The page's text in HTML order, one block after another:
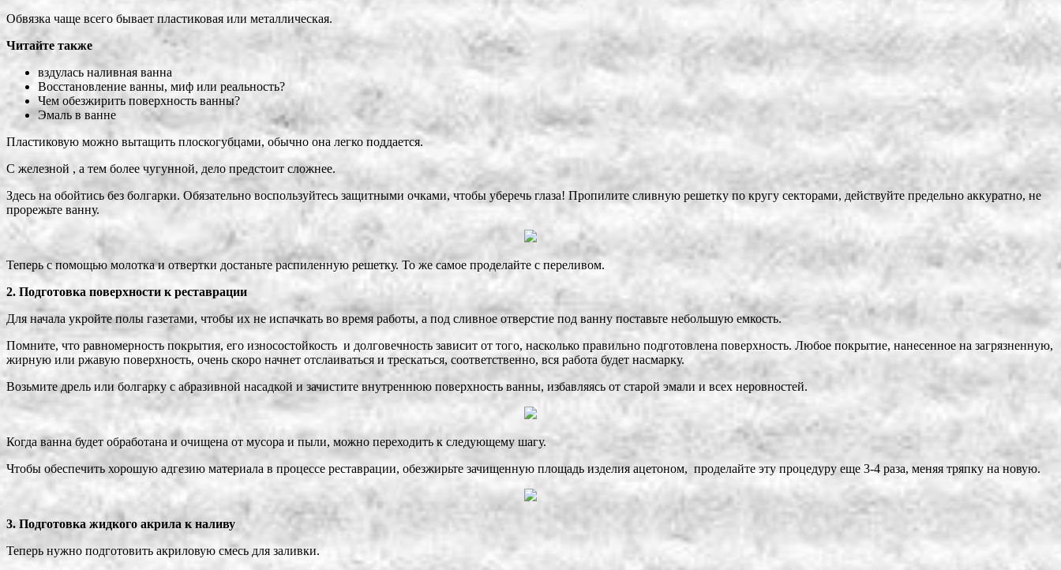
Обвязка чаще всего бывает пластиковая или металлическая.
Читайте также
вздулась наливная ванна
Восстановление ванны, миф или реальность?
Чем обезжирить поверхность ванны?
Эмаль в ванне
Пластиковую можно вытащить плоскогубцами, обычно она легко поддается.
С железной , а тем более чугунной, дело предстоит сложнее.
Здесь на обойтись без болгарки. Обязательно воспользуйтесь защитными очками, чтобы уберечь глаза! Пропилите сливную решетку по кругу секторами, действуйте предельно аккуратно, не
прорежьте ванну.
Теперь с помощью молотка и отвертки достаньте распиленную решетку. То же самое проделайте с переливом.
2. Подготовка поверхности к реставрации
Для начала укройте полы газетами, чтобы их не испачкать во время работы, а под сливное отверстие под ванну поставьте небольшую емкость.
Помните, что равномерность покрытия, его износостойкость и долговечность зависит от того, насколько правильно подготовлена поверхность. Любое покрытие, нанесенное на загрязненную,
жирную или ржавую поверхность, очень скоро начнет отслаиваться и трескаться, соответственно, вся работа будет насмарку.
Возьмите дрель или болгарку с абразивной насадкой и зачистите внутреннюю поверхность ванны, избавляясь от старой эмали и всех неровностей.
Когда ванна будет обработана и очищена от мусора и пыли, можно переходить к следующему шагу.
Чтобы обеспечить хорошую адгезию материала в процессе реставрации, обезжирьте зачищенную площадь изделия ацетоном, проделайте эту процедуру еще 3-4 раза, меняя тряпку на новую.
3. Подготовка жидкого акрила к наливу
Теперь нужно подготовить акриловую смесь для заливки.